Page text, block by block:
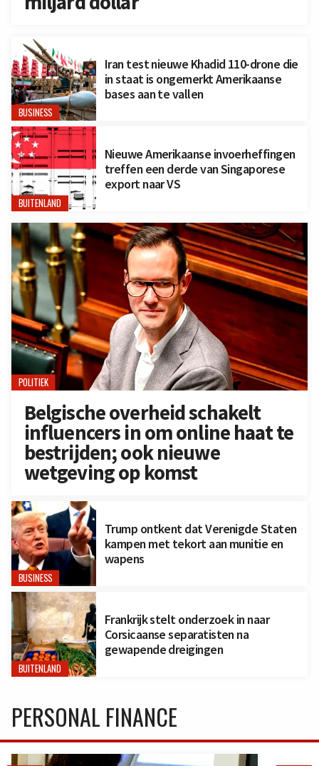
BUSINESS
Iran test nieuwe Khadid 110-drone die
in staat is ongemerkt Amerikaanse
bases aan te vallen
BUITENLAND
Nieuwe Amerikaanse invoerheffingen
treffen een derde van Singaporese
export naar VS
POLITIEK
Belgische overheid schakelt
influencers in om online haat te
bestrijden; ook nieuwe
wetgeving op komst
BUSINESS
Trump ontkent dat Verenigde Staten
kampen met tekort aan munitie en
wapens
BUITENLAND
Frankrijk stelt onderzoek in naar
Corsicaanse separatisten na
gewapende dreigingen
PERSONAL FINANCE